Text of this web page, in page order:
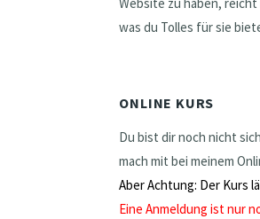
was du Tolles für sie
ONLINE KURS
Du bist dir noch nicht
mach mit bei meinem
Aber Achtung: Der Kurs
Eine Anmeldung ist nur